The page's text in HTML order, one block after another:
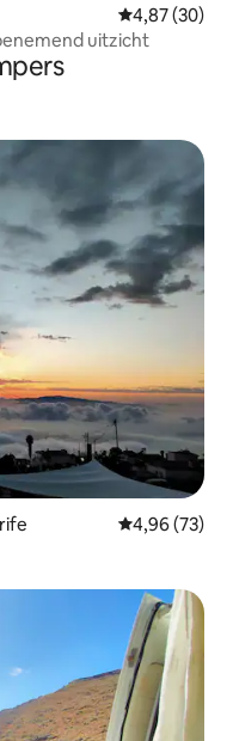
Gemiddelde
4,87 (30)
uitzicht
Gemiddelde
4,96 (73)